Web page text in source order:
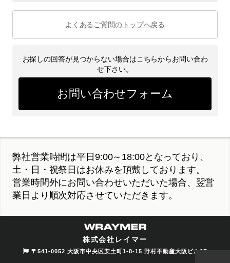
よくあるご質問のトップへ戻る
お探しの回答が見つからない場合はこちらからお問い合わ
せ下さい。
お問い合わせフォーム
弊社営業時間は平日9:00～18:00となっており、
土・日・祝祭日はお休みを頂戴しております。
営業時間外にお問い合わせいただいた場合、翌営
業日より順次対応させていただきます。
株式会社レイマー
〒541-0052 大阪市中央区安土町1-8-15 野村不動産大阪ビル6F